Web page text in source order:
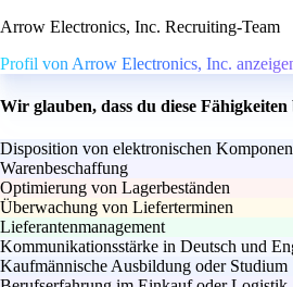
Arrow Electronics, Inc. Recruiting-Team
Profil von Arrow Electronics, Inc.
Wir glauben, dass du diese
Disposition von elektronischen
Warenbeschaffung
Optimierung von Lagerbeständen
Überwachung von Lieferterminen
Lieferantenmanagement
Kommunikationsstärke in Deutsch und
Kaufmännische Ausbildung oder Studium